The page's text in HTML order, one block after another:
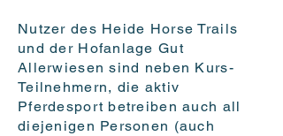
Nutzer des Heide Horse Trails
und der Hofanlage Gut
Allerwiesen sind neben Kurs-
Teilnehmern, die aktiv
Pferdesport betreiben auch all
diejenigen Personen (auch